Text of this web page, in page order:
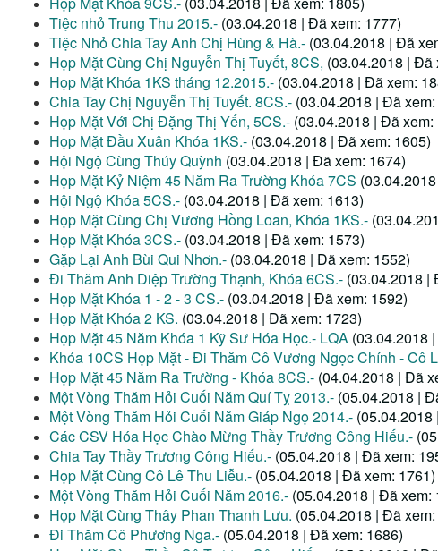
Tiệc nhỏ Trung Thu 2015.- (03.04.2018 | Đã xem: 1777)
Tiệc Nhỏ Chia Tay Anh Chị Hùng & Hà.- (03.04.2018 | Đã
Họp Mặt Cùng Chị Nguyễn Thị Tuyết, 8CS, (03.04.2018 | Đã
Họp Mặt Khóa 1KS tháng 12.2015.- (03.04.2018 | Đã xem:
Chia Tay Chị Nguyễn Thị Tuyết. 8CS.- (03.04.2018 | Đã
Họp Mặt Với Chị Đặng Thị Yến, 5CS.- (03.04.2018 | Đã xem:
Họp Mặt Đầu Xuân Khóa 1KS.- (03.04.2018 | Đã xem: 1605)
Hội Ngộ Cùng Thúy Quỳnh (03.04.2018 | Đã xem: 1674)
Họp Mặt Kỷ Niệm 45 Năm Ra Trường Khóa 7CS
Hội Ngộ Khóa 5CS.- (03.04.2018 | Đã xem: 1613)
Họp Mặt Cùng Chị Vương Hồng Loan, Khóa 1KS.-
Họp Mặt Khóa 3CS.- (03.04.2018 | Đã xem: 1573)
Gặp Lại Anh Bùi Qui Nhơn.- (03.04.2018 | Đã xem: 1552)
Đi Thăm Anh Diệp Trường Thạnh, Khóa 6CS.- (03.04.2018 |
Họp Mặt Khóa 1 - 2 - 3 CS.- (03.04.2018 | Đã xem: 1592)
Họp Mặt Khóa 2 KS. (03.04.2018 | Đã xem: 1723)
Họp Mặt 45 Năm Khóa 1 Kỹ Sư Hóa Học.- LQA (03.04.2018
Khóa 10CS Họp Mặt - Đi Thăm Cô Vương Ngọc Chính - Cô
Họp Mặt 45 Năm Ra Trường - Khóa 8CS.- (04.04.2018 | Đã
Một Vòng Thăm Hỏi Cuối Năm Quí Tỵ 2013.- (05.04.2018 |
Một Vòng Thăm Hỏi Cuối Năm Giáp Ngọ 2014.-
Các CSV Hóa Học Chào Mừng Thầy Trương Công Hiếu.-
Chia Tay Thầy Trương Công Hiếu.- (05.04.2018 | Đã xem:
Họp Mặt Cùng Cô Lê Thu Liễu.- (05.04.2018 | Đã xem: 1761)
Một Vòng Thăm Hỏi Cuối Năm 2016.- (05.04.2018 | Đã xem:
Họp Mặt Cùng Thây Phan Thanh Lưu. (05.04.2018 | Đã
Đi Thăm Cô Phương Nga.- (05.04.2018 | Đã xem: 1686)